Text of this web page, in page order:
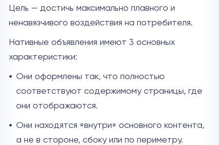
Цель — достичь максимально плавного и
ненавязчивого воздействия на потребителя.
Нативные объявления имеют 3 основных
характеристики:
Они оформлены так, что полностью
соответствуют содержимому страницы, где
они отображаются.
Они находятся «внутри» основного контента,
а не в стороне, сбоку или по периметру.